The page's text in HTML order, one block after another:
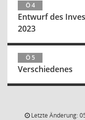
Ö 4
Entwurf des
2023
Ö 5
Verschiedenes
Letzte Änderung: